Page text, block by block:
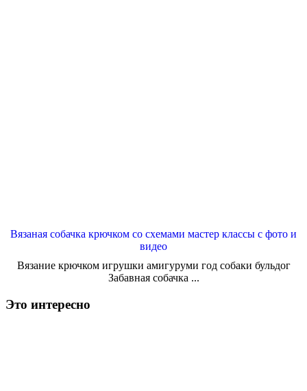
Вязаная собачка крючком со схемами мастер классы с фото и
видео
Вязание крючком игрушки амигуруми год собаки бульдог
Забавная собачка ...
Это интересно